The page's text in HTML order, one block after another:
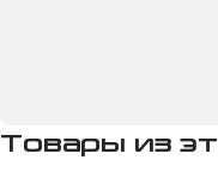
Товары из